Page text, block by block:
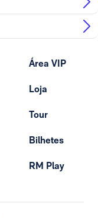
Área VIP
Loja
Tour
Bilhetes
RM Play